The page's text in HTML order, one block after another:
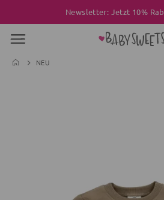
Newsletter: Jetzt 10%
NEU